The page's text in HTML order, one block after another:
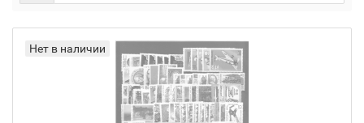
Нет в наличии